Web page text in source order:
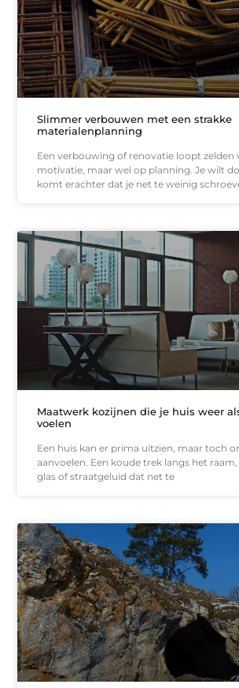
Slimmer verbouwen met een strakke
materialenplanning
Een verbouwing of renovatie loopt zelden
motivatie, maar wel op planning. Je wilt
komt erachter dat je net te weinig
Maatwerk kozijnen die je huis weer
voelen
Een huis kan er prima uitzien, maar toch
aanvoelen. Een koude trek langs het
glas of straatgeluid dat net te